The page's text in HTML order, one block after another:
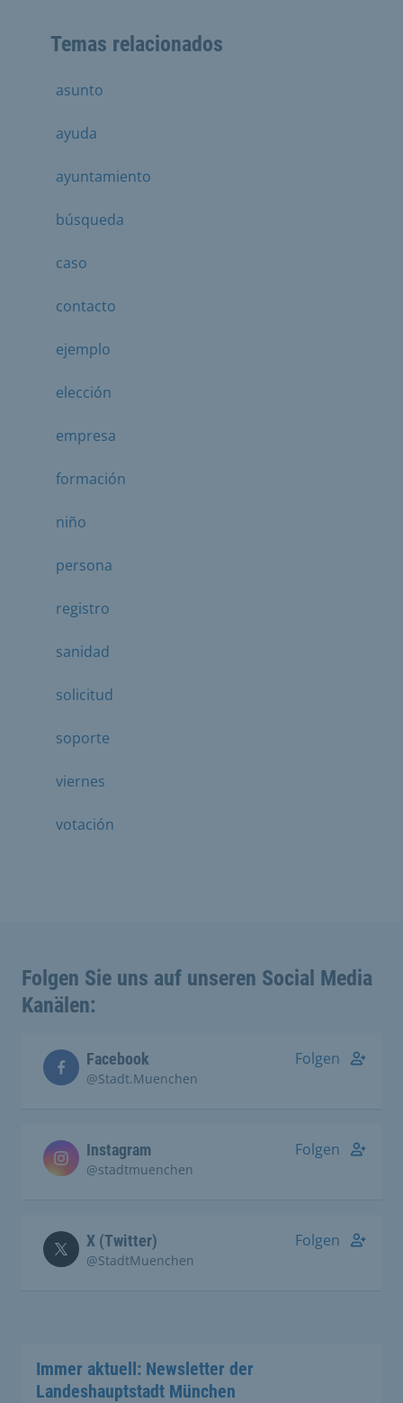
Temas relacionados
asunto
ayuda
ayuntamiento
búsqueda
caso
contacto
ejemplo
elección
empresa
formación
niño
persona
registro
sanidad
solicitud
soporte
viernes
votación
Folgen Sie uns auf unseren Social Media
Kanälen:
Facebook
@Stadt.Muenchen
Folgen
Instagram
@stadtmuenchen
Folgen
X (Twitter)
@StadtMuenchen
Folgen
Immer aktuell: Newsletter der
Landeshauptstadt München